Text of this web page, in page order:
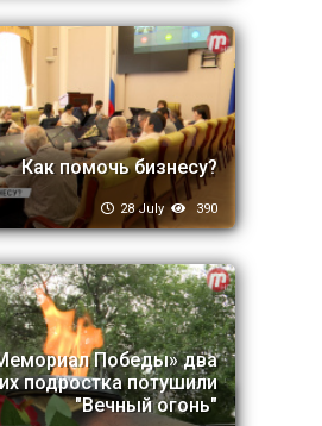
Как помочь бизнесу?
28 July 390
Победы» два
подростка потушили
"Вечный огонь"